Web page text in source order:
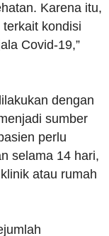
Karena itu,
kondisi
Covid-19,”
dengan
sumber
perlu
selama 14 hari,
atau rumah